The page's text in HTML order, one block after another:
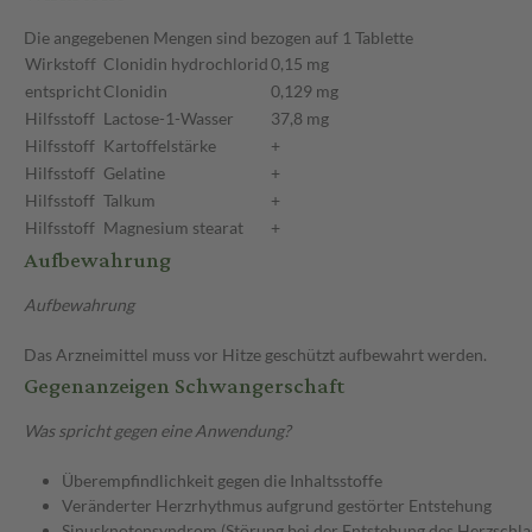
Die angegebenen Mengen sind bezogen auf 1 Tablette
Wirkstoff Clonidin hydrochlorid0,15 mg
entsprichtClonidin
0,129 mg
Hilfsstoff Lactose-1-Wasser
37,8 mg
Hilfsstoff Kartoffelstärke
+
Hilfsstoff Gelatine
+
Hilfsstoff Talkum
+
Hilfsstoff Magnesium stearat +
Aufbewahrung
Aufbewahrung
Das Arzneimittel muss vor Hitze geschützt aufbewahrt werden.
Gegenanzeigen Schwangerschaft
Was spricht gegen eine Anwendung?
Überempfindlichkeit gegen die Inhaltsstoffe
Veränderter Herzrhythmus aufgrund gestörter Entstehung